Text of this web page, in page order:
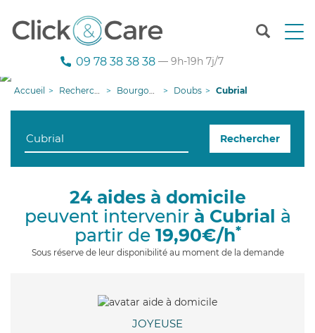
T
n
g
09 78 38 38 38 — 9h-19h 7j/7
Accueil Recherche aide à domicile Bourgogne-Franche-Comté Doubs Cubrial
Rechercher
24 aides à domicile
peuvent intervenir à Cubrial à
partir de 19,90€/h*
Sous réserve de leur disponibilité au moment de la demande
JOYEUSE